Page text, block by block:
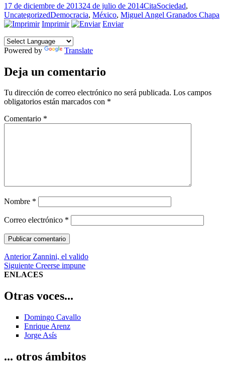
Publicado
el
17 de diciembre de 201324 de julio de 2014Formato
CitaCategorías
Sociedad,
UncategorizedEtiquetas
Democracia, México, Miguel Angel Granados Chapa
Imprimir
Enviar
Powered by Translate
Deja un comentario
Tu dirección de correo electrónico no será publicada. Los campos
obligatorios están marcados con *
Comentario *
Nombre *
Correo electrónico *
Navegación
de
Anterior Entrada
anterior:
Zannini, el valido
Siguiente Entrada
siguiente:
Creerse impune
ENLACES
Otras voces...
Domingo Cavallo
Enrique Arenz
Jorge Asís
... otros ámbitos